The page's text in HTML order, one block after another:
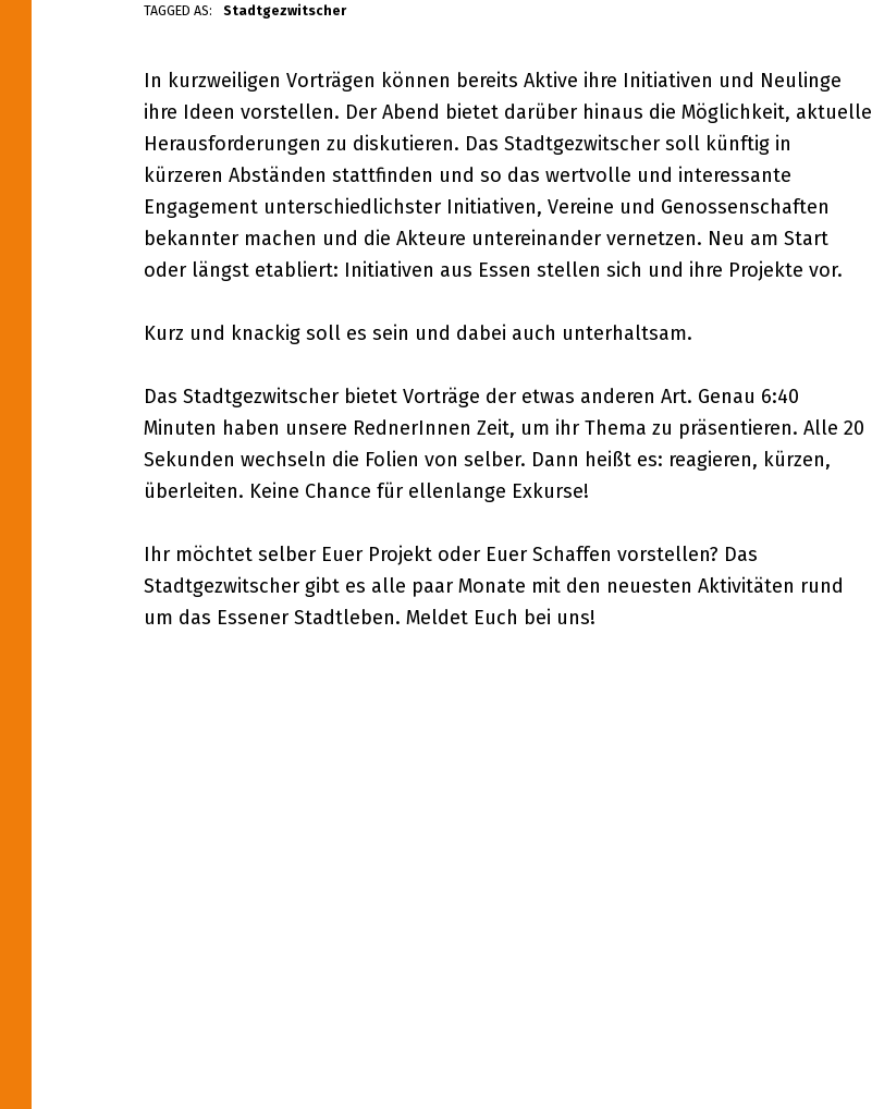
M
Ä
R
Z
S
T
A
D
T
G
E
TAGGED AS:
Stadtgezwitscher
In kurzweiligen Vorträgen können bereits Aktive ihre Initiativen und Neulinge
ihre Ideen vorstellen. Der Abend bietet darüber hinaus die Möglichkeit, aktuelle
Herausforderungen zu diskutieren. Das Stadtgezwitscher soll künftig in
kürzeren Abständen stattfinden und so das wertvolle und interessante
Engagement unterschiedlichster Initiativen, Vereine und Genossenschaften
bekannter machen und die Akteure untereinander vernetzen. Neu am Start
oder längst etabliert: Initiativen aus Essen stellen sich und ihre Projekte vor.
Kurz und knackig soll es sein und dabei auch unterhaltsam.
Das Stadtgezwitscher bietet Vorträge der etwas anderen Art. Genau 6:40
Minuten haben unsere RednerInnen Zeit, um ihr Thema zu präsentieren. Alle 20
Sekunden wechseln die Folien von selber. Dann heißt es: reagieren, kürzen,
überleiten. Keine Chance für ellenlange Exkurse!
Ihr möchtet selber Euer Projekt oder Euer Schaffen vorstellen? Das
Stadtgezwitscher gibt es alle paar Monate mit den neuesten Aktivitäten rund
um das Essener Stadtleben. Meldet Euch bei uns!